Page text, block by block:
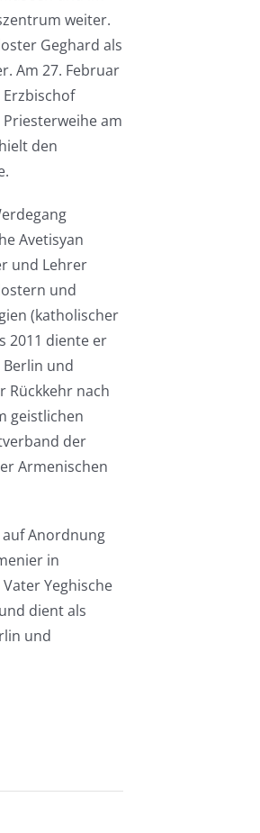
weiter.
Geghard als
Am 27. Februar
am
den
Avetisyan
und Lehrer
und
(katholischer
2011 diente er
und
Rückkehr nach
geistlichen
der
Armenischen
Anordnung
in
Yeghische
dient als
und